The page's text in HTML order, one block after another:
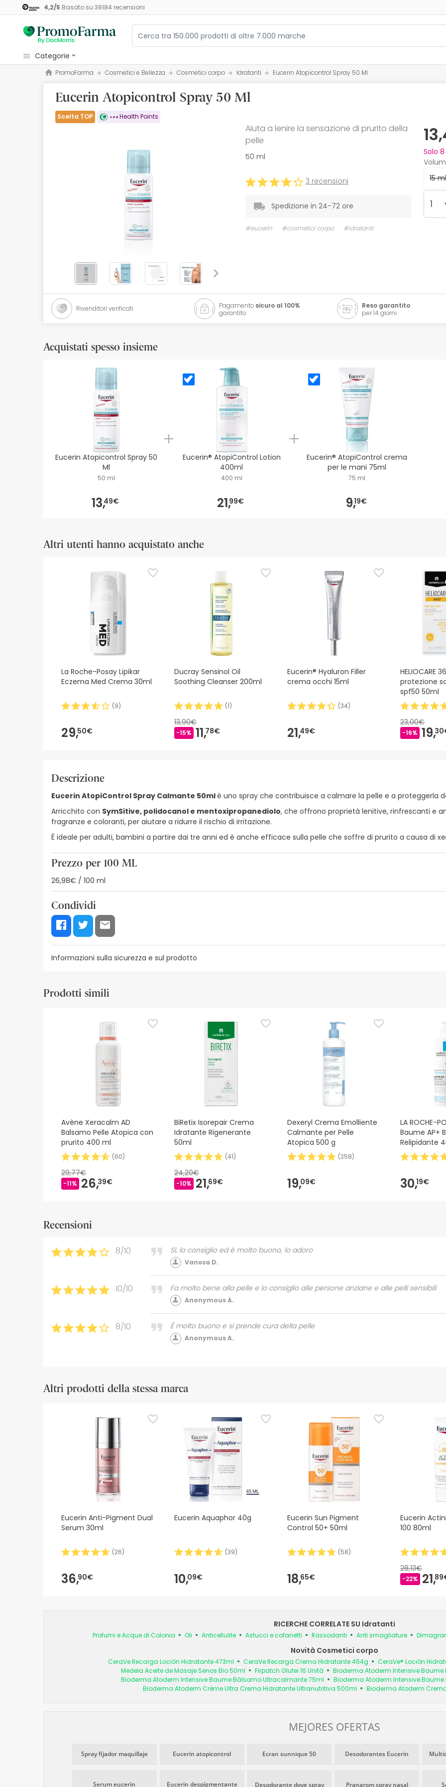
4,2/5 Basato su 39184 recensioni
categorie
Cosmetici e Bellezza
Salute e Benessere
Igiene
I più venduti
Health points
PromoFarma Cosmetici e Bellezza Cosmetici corpo Idratanti Eucerin Atopicontrol Spray 50 Ml
Eucerin Atopicontrol Spray 50 Ml
Scelta TOP Health Points
Solo 8
15 ml
Aiuta a lenire la sensazione di prurito della
pelle
50 ml
3 recensioni
Spedizione in 24-72 ore
#eucerin #cosmetici corpo #idratanti
Rivenditori verificati Pagamento sicuro al 100%
garantito
Reso garantito
per 14 giorni
Acquistati spesso insieme
Eucerin Atopicontrol Spray 50
Ml
50 ml
13,49€
Eucerin® AtopiControl Lotion
400ml
400 ml
21,99€
Eucerin® AtopiControl crema
per le mani 75ml
75 ml
9,19€
Altri utenti hanno acquistato anche
La Roche-Posay Lipikar
Eczema Med Crema 30ml
(9)
29,50€
Ducray Sensinol Oil
Soothing Cleanser 200ml
(1)
13,90€
-15% 11,78€
Eucerin® Hyaluron Filler
crema occhi 15ml
(34)
21,49€
HELIOCARE
protezione
spf50 50ml
23,00€
-16% 19,
Descrizione
Eucerin AtopiControl Spray Calmante 50mlè uno spray che contribuisce a calmare la pelle e a proteggerla
Arricchito con SymSitive, polidocanol e mentoxipropanediolo, che offrono proprietà lenitive, rinfrescanti e
fragranze e coloranti, per aiutare a ridurre il rischio di irritazione.
È ideale per adulti, bambini a partire dai tre anni ed è anche efficace sulla pelle che soffre di prurito a causa di
Prezzo per 100 ML
26,98€ / 100 ml
Condividi
Informazioni sulla sicurezza e sul prodotto
Risorse per la sicurezza visiva
aggiornamenti. Nel frattempo, vi consigliamo di leggere le informazioni sulla sicurezza fornite con il prodotto
non esitate a contattarci. Inoltre, se lo desiderate, potete anche restituirlo seguendo i nostri
Prodotti simili
Avène Xeracalm AD
Balsamo Pelle Atopica con
prurito 400 ml
(60)
29,77€
-11% 26,39€
BiRetix Isorepair Crema
Idratante Rigenerante
50ml
(41)
24,20€
-10% 21,69€
Dexeryl Crema Emolliente
Calmante per Pelle
Atopica 500 g
(258)
19,09€
LA ROCHE-
Baume AP+
Relipidante
30,19€
Recensioni
8/10 Sì, lo consiglio ed è molto buono, lo adoro
Vanesa D.
10/10 Fa molto bene alla pelle e lo consiglio alle persone anziane e alle pelli sensibili
Anonymous A.
8/10 È molto buono e si prende cura della pelle
Anonymous A.
Altri prodotti della stessa marca
Eucerin Anti-Pigment Dual
Serum 30ml
(26)
36,90€
Eucerin Aquaphor 40g
(39)
10,09€
Eucerin Sun Pigment
Control 50+ 50ml
(58)
18,65€
Eucerin
100 80ml
28,13€
-22% 21,
RICERCHE CORRELATE SU Idratanti
Profumi e Acque di Colonia Oli Anticellulite Astucci e cofanetti Rassodanti Anti smagliature
Novità Cosmetici corpo
CeraVe Recarga Loción Hidratante 473ml CeraVe Recarga Crema Hidratante 454g
CeraVe® Loción
Medela Aceite de Masaje Senos Bio 50ml
Firpatch Glutei 16 Unità
Bioderma Atoderm Intensive
Bioderma Atoderm Intensive Baume Bálsamo Ultracalmante 75ml
Bioderma Atoderm Intensive
Bioderma Atoderm Crème Ultra Crema Hidratante Ultranutritiva 500ml
Bioderma Atoderm
MEJORES OFERTAS
Spray fijador maquillaje Eucerin atopicontrol Ecran sunnique 50 Desodorantes Eucerin
Serum eucerin Eucerin despigmentante Desodorante dove spray Pranarom spray nasal